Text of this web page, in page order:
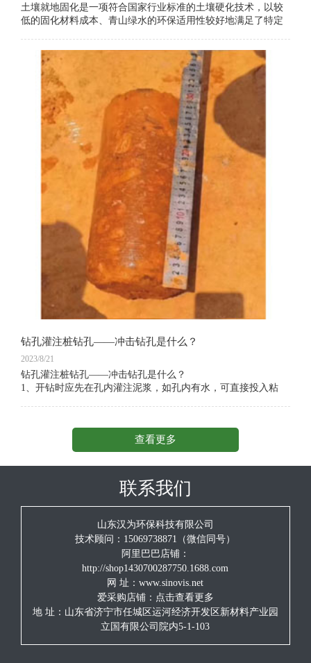
土壤就地固化是一项符合国家行业标准的土壤硬化技术，以较
低的固化材料成本、青山绿水的环保适用性较好地满足了特定
钻孔灌注桩钻孔——冲击钻孔是什么？
2023/8/21
钻孔灌注桩钻孔——冲击钻孔是什么？
1、开钻时应先在孔内灌注泥浆，如孔内有水，可直接投入粘
2、开孔及整个钻进过程中，应始终保持孔内水位高出地下
水位1.5～2.0m，并低于护筒顶面0.3m，掏渣后应及时补水。
3、在淤泥层和粘土层冲击时，钻头应采用中冲程（1.0～
2.0m）冲击，在砂层冲击时，应添加小片石和粘土采用小冲程
（0.5～1.0m）反复冲击，以加强护壁，在漂石和硬岩层时应更
换重锤小冲程（1.0～2.0m）冲击。在石质地层中冲击时，如果
从孔上浮出石子钻碴粒径在5～8mm之间，表明泥浆浓度合适，
如果浮出的钻碴粒径小又少，表明泥浆浓度不够，可从制浆池
抽取合格泥浆进入循环。
4、冲击钻进时，机手要随进尺快慢及时放主钢丝绳，使钢
丝绳在每次冲击过程中始终处于拉紧状态，既不能少放，也不
能多放，放少了，钻头落不到孔底，打空锤，不仅无法获得进
尺反而可能造成钢丝绳中断、掉锤。放多了，钻头在落到孔底
后会向孔壁倾斜，撞击孔壁造成扩孔。
查看更多
联系我们
山东汉为环保科技有限公司
技术顾问：15069738871（微信同号）
阿里巴巴店铺：
http://shop1430700287750.1688.com
网 址：www.sinovis.net
爱采购店铺： 点击查看更多
地 址：山东省济宁市任城区运河经济开发区新材料产业园
立国有限公司院内5-1-103